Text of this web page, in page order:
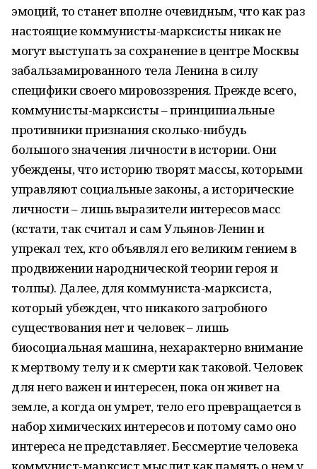
эмоций, то станет вполне очевидным, что как раз
настоящие коммунисты-марксисты никак не
могут выступать за сохранение в центре Москвы
забальзамированного тела Ленина в силу
специфики своего мировоззрения. Прежде всего,
коммунисты-марксисты – принципиальные
противники признания сколько-нибудь
большого значения личности в истории. Они
убеждены, что историю творят массы, которыми
управляют социальные законы, а исторические
личности – лишь выразители интересов масс
(кстати, так считал и сам Ульянов-Ленин и
упрекал тех, кто объявлял его великим гением в
продвижении народнической теории героя и
толпы). Далее, для коммуниста-марксиста,
который убежден, что никакого загробного
существования нет и человек – лишь
биосоциальная машина, нехарактерно внимание
к мертвому телу и к смерти как таковой. Человек
для него важен и интересен, пока он живет на
земле, а когда он умрет, тело его превращается в
набор химических интересов и потому само оно
интереса не представляет. Бессмертие человека